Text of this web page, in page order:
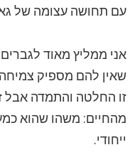
עם תחושה עצומה של
אני ממליץ מאוד
שאין להם מספיק
זו החלטה והתמדה אבל
מהחיים: משהו שהוא
ייחודי.